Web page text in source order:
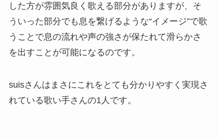
した方が雰囲気良く歌える部分がありますが、そ
ういった部分でも息を繋げるような“イメージ”で歌
うことで息の流れや声の強さが保たれて滑らかさ
を出すことが可能になるのです。
suisさんはまさにこれをとても分かりやすく実現さ
れている歌い手さんの1人です。